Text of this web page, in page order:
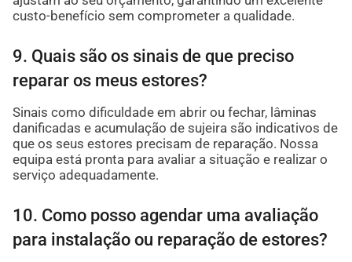
custo-benefício sem comprometer a qualidade.
9. Quais são os sinais de que preciso
reparar os meus estores?
Sinais como dificuldade em abrir ou fechar, lâminas
danificadas e acumulação de sujeira são indicativos de
que os seus estores precisam de reparação. Nossa
equipa está pronta para avaliar a situação e realizar o
serviço adequadamente.
10. Como posso agendar uma avaliação
para instalação ou reparação de estores?